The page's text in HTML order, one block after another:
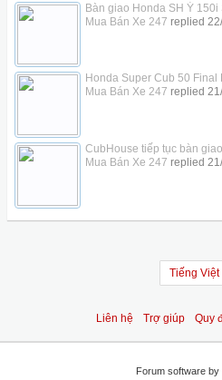
Bàn giao Honda SH Ý 150i
Mua Bán Xe 247 replied
Honda Super Cub 50 Final
Mua Bán Xe 247 replied
CubHouse tiếp tục bàn
Mua Bán Xe 247 replied
Tiếng Việt
Liên hệ Trợ giúp Quy
Forum software